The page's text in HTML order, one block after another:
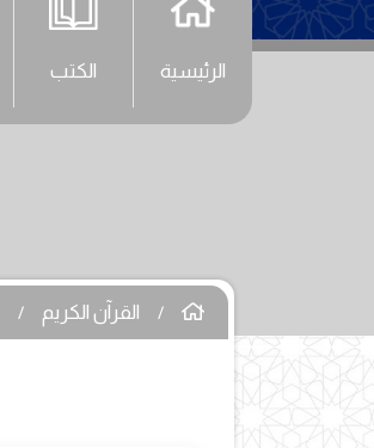
الرئيسية الكتب
القرآن الكريم